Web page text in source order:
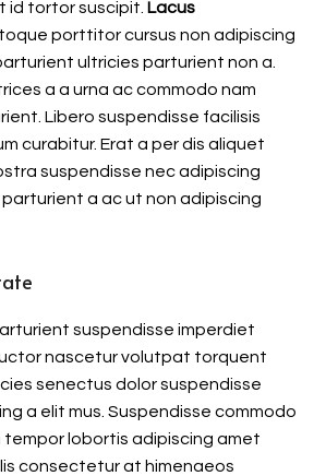
id tortor suscipit. Lacus
porttitor cursus non adipiscing
ultricies parturient non a.
a a urna ac commodo nam
Libero suspendisse facilisis
curabitur. Erat a per dis aliquet
suspendisse nec adipiscing
a ac ut non adipiscing
suspendisse imperdiet
nascetur volutpat torquent
senectus dolor suspendisse
a elit mus. Suspendisse commodo
tempor lobortis adipiscing amet
consectetur at himenaeos